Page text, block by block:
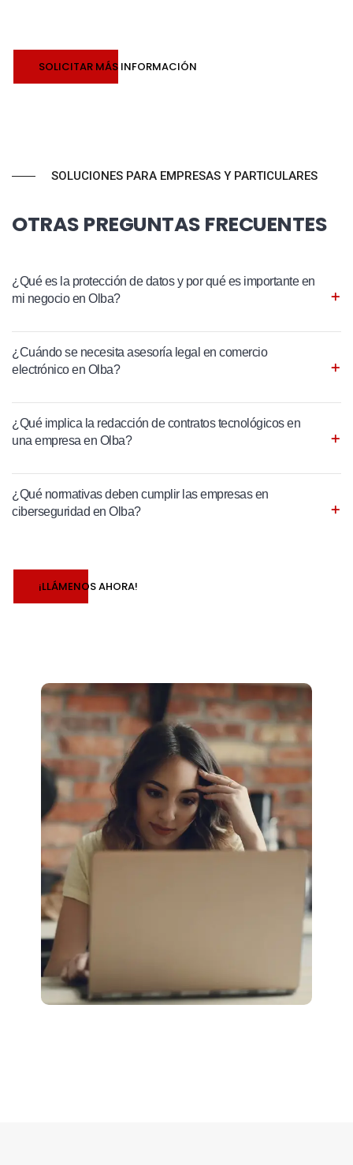
SOLICITAR MÁS INFORMACIÓN
SOLUCIONES PARA EMPRESAS Y PARTICULARES
OTRAS PREGUNTAS FRECUENTES
¿Qué es la protección de datos y por qué es importante en
mi negocio en Olba?
¿Cuándo se necesita asesoría legal en comercio
electrónico en Olba?
¿Qué implica la redacción de contratos tecnológicos en
una empresa en Olba?
¿Qué normativas deben cumplir las empresas en
ciberseguridad en Olba?
¡LLÁMENOS AHORA!